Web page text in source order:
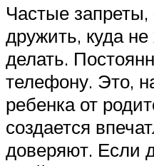
Частые запреты,
дружить, куда не
делать.
телефону. Это,
ребенка от
создается
доверяют. Если